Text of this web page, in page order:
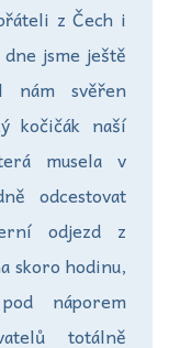
z Čech i
jsme ještě
nám svěřen
kočičák naší
musela v
odcestovat
odjezd z
skoro hodinu,
náporem
totálně